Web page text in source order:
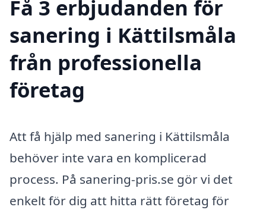
Få 3 erbjudanden för
sanering i Kättilsmåla
från professionella
företag
Att få hjälp med sanering i Kättilsmåla
behöver inte vara en komplicerad
process. På sanering-pris.se gör vi det
enkelt för dig att hitta rätt företag för